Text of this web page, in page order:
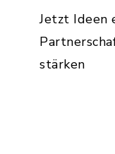
Jetzt Ideen
stärken